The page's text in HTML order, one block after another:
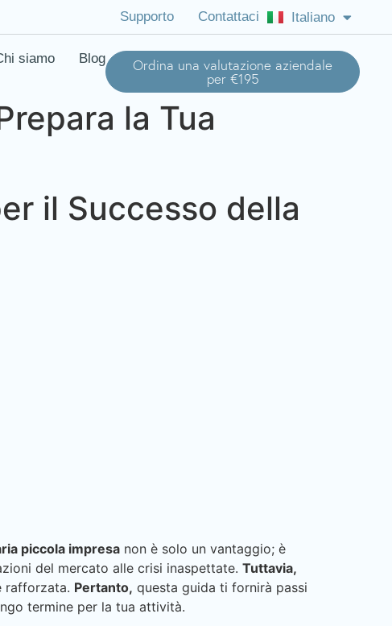
Supporto Contattaci Italiano
English (US)
siamo Blog
Ordina una valutazione aziendale
per €195
la Tua
il Successo della
piccola impresa non è solo un vantaggio; è
del mercato alle crisi inaspettate. Tuttavia,
rafforzata. Pertanto, questa guida ti fornirà passi
termine per la tua attività.